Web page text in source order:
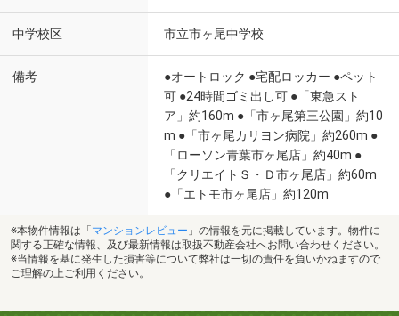
中学校区 市立市ヶ尾中学校
備考
●オートロック ●宅配ロッカー ●ペット
可 ●24時間ゴミ出し可 ●「東急スト
ア」約160m ●「市ヶ尾第三公園」約10
m ●「市ヶ尾カリヨン病院」約260m ●
「ローソン青葉市ヶ尾店」約40m ●
「クリエイトＳ・Ｄ市ヶ尾店」約60m
●「エトモ市ヶ尾店」約120m
※本物件情報は「 マンションレビュー 」の情報を元に掲載しています。物件に
関する正確な情報、及び最新情報は取扱不動産会社へお問い合わせください。
※当情報を基に発生した損害等について弊社は一切の責任を負いかねますので
ご理解の上ご利用ください。